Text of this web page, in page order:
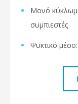
Μονό
συμπιεστές
Ψυκτικό μέσο: